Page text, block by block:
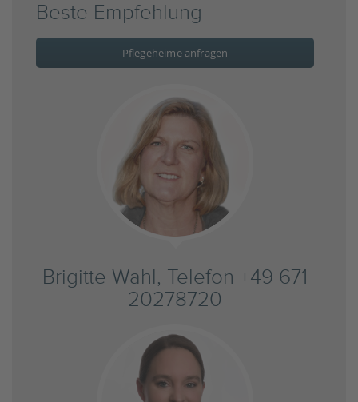
Beste Empfehlung
Pflegeheime anfragen
Brigitte Wahl, Telefon +49 671
20278720